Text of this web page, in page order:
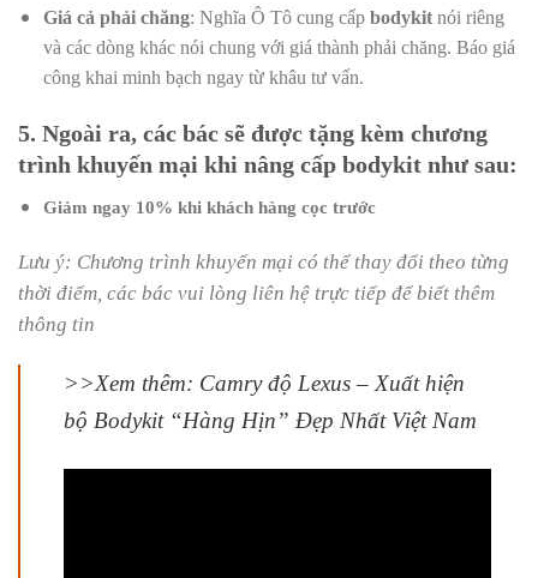
Giá cả phải chăng: Nghĩa Ô Tô cung cấpbodykit nói riêng
và các dòng khác nói chung với giá thành phải chăng. Báo giá
công khai minh bạch ngay từ khâu tư vấn.
5. Ngoài ra, các bác sẽ được tặng kèm chương
trình khuyến mại khi nâng cấp bodykit như sau:
Giảm ngay 10% khi khách hàng cọc trước
Lưu ý: Chương trình khuyến mại có thể thay đổi theo từng
thời điểm, các bác vui lòng liên hệ trực tiếp để biết thêm
thông tin
>>Xem thêm: Camry độ Lexus – Xuất hiện
bộ Bodykit “Hàng Hịn” Đẹp Nhất Việt Nam